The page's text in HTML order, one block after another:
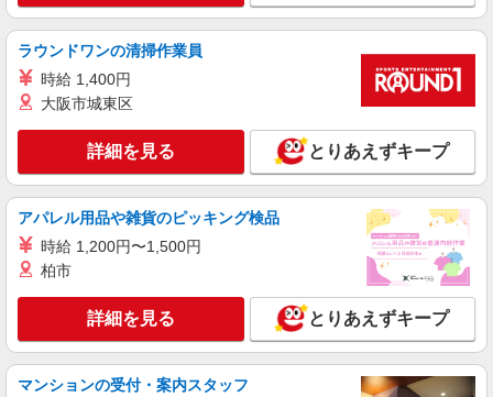
アルバイト パート
株式会社バイトレ（ADM817626）
【迷ったらコレ】箱に入れるだけ♪モクモク軽
時給1300円（就業先により異なる）
千葉県八千代市
キープ 詳細を見る
アルバイト パート
株式会社バイトレ（ADM819225）
コツコツ派歓迎｜見る・分ける・貼るだけ♪倉
庫内軽作業
時給1300円（就業先により異なる）
千葉県八千代市
ラウンドワンの清掃作業員
時給 1,400円
大阪市城東区
詳細を見る とりあえずキープ
アパレル用品や雑貨のピッキング検品
時給 1,200円〜1,500円
柏市
詳細を見る とりあえずキープ
マンションの受付・案内スタッフ